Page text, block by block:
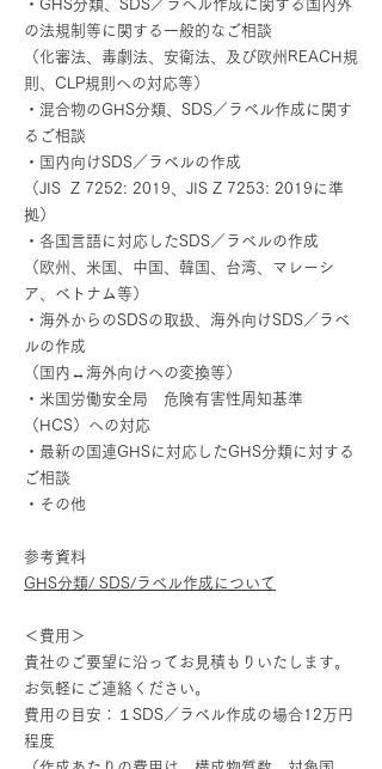
・GHS分類、SDS／ラヘル作成に関する国内外
の法規制等に関する一般的なご相談
（化審法、毒劇法、安衛法、及び欧州REACH規
則、CLP規則への対応等）
・混合物のGHS分類、SDS／ラベル作成に関す
るご相談
・国内向けSDS／ラベルの作成
（JIS Z 7252: 2019、JIS Z 7253: 2019に準
拠）
・各国言語に対応したSDS／ラベルの作成
（欧州、米国、中国、韓国、台湾、マレーシ
ア、ベトナム等）
・海外からのSDSの取扱、海外向けSDS／ラベ
ルの作成
（国内↔海外向けへの変換等）
・米国労働安全局 危険有害性周知基準
（HCS）への対応
・最新の国連GHSに対応したGHS分類に対する
ご相談
・その他
参考資料
GHS分類/ SDS/ラベル作成について
＜費用＞
貴社のご要望に沿ってお見積もりいたします。
お気軽にご連絡ください。
費用の目安：１SDS／ラベル作成の場合12万円
程度